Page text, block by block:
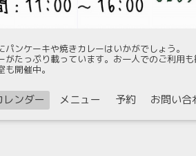
ンケーキや焼きカレーはいかがでしょう。
たっぷり載っています。お一人でのご利用も
も開催中。
レンダー メニュー 予約 お問い合